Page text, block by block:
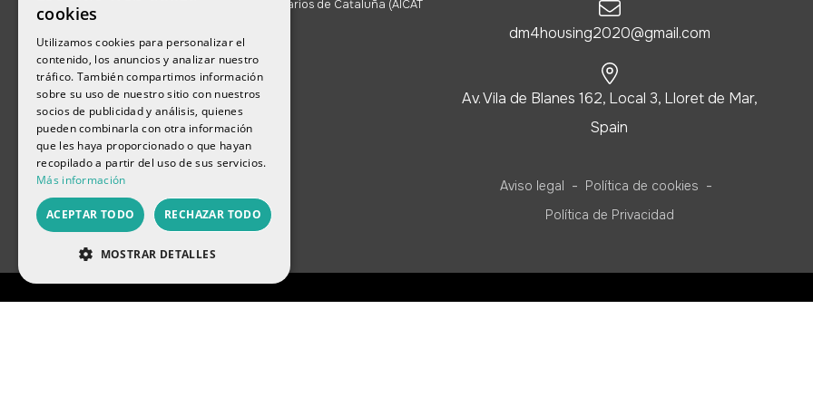
inmobiliarios de Cataluña (AICAT
dm4housing2020@gmail.com
Av. Vila de Blanes 162, Local 3, Lloret de Mar,
Spain
Aviso legal - Política de cookies -
Política de Privacidad
FRENCH
CATALAN
RUSSIAN
cookies
Utilizamos cookies para personalizar el
contenido, los anuncios y analizar nuestro
tráfico. También compartimos información
sobre su uso de nuestro sitio con nuestros
socios de publicidad y análisis, quienes
pueden combinarla con otra información
que les haya proporcionado o que hayan
recopilado a partir del uso de sus servicios.
Más información
ACEPTAR TODO RECHAZAR TODO
MOSTRAR DETALLES